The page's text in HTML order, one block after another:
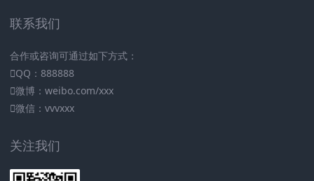
联系我们
合作或咨询可通过如下方式：
QQ：888888
微博：weibo.com/xxx
微信：vvvxxx
关注我们